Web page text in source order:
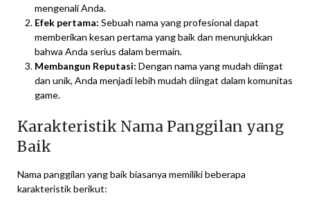
mengenali Anda.
Efek pertama: Sebuah nama yang profesional dapat
memberikan kesan pertama yang baik dan menunjukkan
bahwa Anda serius dalam bermain.
Membangun Reputasi: Dengan nama yang mudah diingat
dan unik, Anda menjadi lebih mudah diingat dalam komunitas
game.
Karakteristik Nama Panggilan yang
Baik
Nama panggilan yang baik biasanya memiliki beberapa
karakteristik berikut: